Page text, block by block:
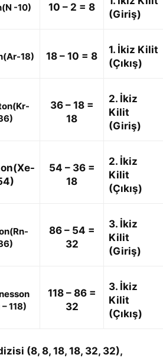
-10) 10 – 2 = 8
(Giriş)
18) 18 – 10 = 8
1. İkiz Kilit
(Çıkış)
36 – 18 =
18
2. İkiz
Kilit
(Giriş)
54 – 36 =
18
2. İkiz
Kilit
(Çıkış)
86 – 54 =
32
3. İkiz
Kilit
(Giriş)
118)
118 – 86 =
32
3. İkiz
Kilit
(Çıkış)
(8, 8, 18, 18, 32, 32),